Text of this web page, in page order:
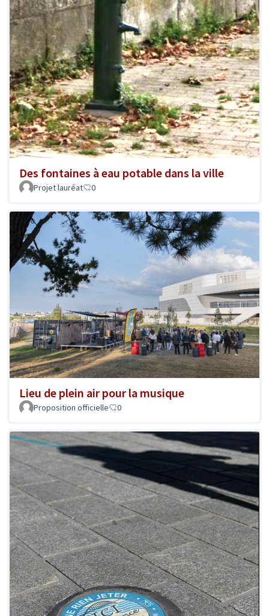
Des fontaines à eau potable dans la ville
Projet lauréat 0
Lieu de plein air pour la musique
Proposition officielle 0